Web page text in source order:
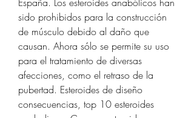
sido prohibidos para la construcción
de músculo debido al daño que
causan. Ahora sólo se permite su uso
para el tratamiento de diversas
afecciones, como el retraso de la
pubertad. Esteroides de diseño
consecuencias, top 10 esteroides